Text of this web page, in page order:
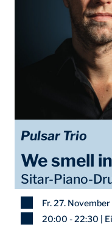
Pulsar Trio
We smell
Sitar-Piano-
Fr. 27.
20:00 - 22:30 |